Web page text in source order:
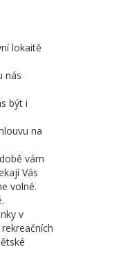
lokaitě
nás
být i
na
vám
Vás
volné.
v